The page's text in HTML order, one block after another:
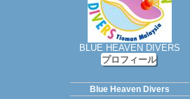
BLUE HEAVEN DIVERS
プロフィール
Blue Heaven Divers